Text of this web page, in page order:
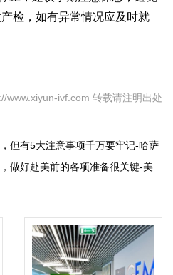
检，如有异常情况应及时就
www.xiyun-ivf.com 转载请注明出处
但有5大注意事项千万要牢记-哈萨
做好赴美前的各项准备很关键-美